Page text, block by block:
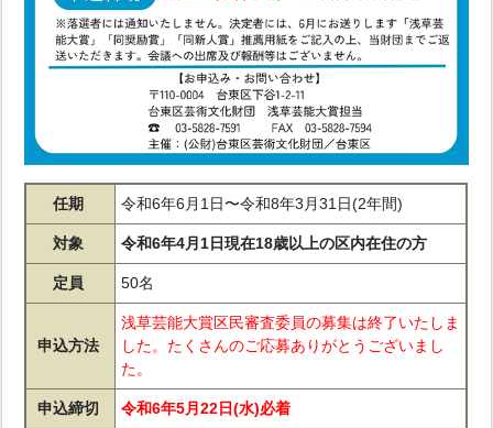
任期 令和6年6月1日〜令和8年3月31日(2年間)
対象 令和6年4月1日現在18歳以上の区内在住の方
定員 50名
申込方法
浅草芸能大賞区民審査委員の募集は終了いたしま
した。たくさんのご応募ありがとうございまし
た。
申込締切 令和6年5月22日(水)必着